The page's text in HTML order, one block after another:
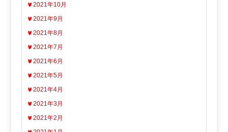
2021年10月
2021年9月
2021年8月
2021年7月
2021年6月
2021年5月
2021年4月
2021年3月
2021年2月